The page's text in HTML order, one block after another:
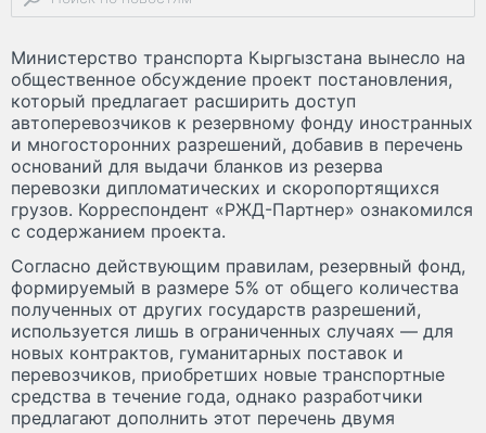
Министерство транспорта Кыргызстана вынесло на
общественное обсуждение проект постановления,
который предлагает расширить доступ
автоперевозчиков к резервному фонду иностранных
и многосторонних разрешений, добавив в перечень
оснований для выдачи бланков из резерва
перевозки дипломатических и скоропортящихся
грузов. Корреспондент «РЖД-Партнер» ознакомился
с содержанием проекта.
Согласно действующим правилам, резервный фонд,
формируемый в размере 5% от общего количества
полученных от других государств разрешений,
используется лишь в ограниченных случаях — для
новых контрактов, гуманитарных поставок и
перевозчиков, приобретших новые транспортные
средства в течение года, однако разработчики
предлагают дополнить этот перечень двумя